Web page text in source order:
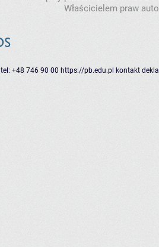
Właścicielem praw
tel: +48 746 90 00 https://pb.edu.pl kontakt